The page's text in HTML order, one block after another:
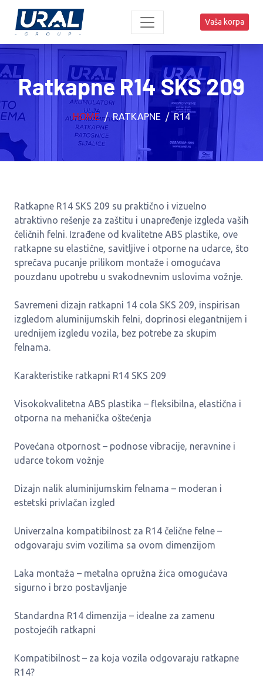
Vaša korpa
Ratkapne R14 SKS 209
HOME RATKAPNE R14
Ratkapne R14 SKS 209 su praktično i vizuelno
atraktivno rešenje za zaštitu i unapređenje izgleda vaših
čeličnih felni. Izrađene od kvalitetne ABS plastike, ove
ratkapne su elastične, savitljive i otporne na udarce, što
sprečava pucanje prilikom montaže i omogućava
pouzdanu upotrebu u svakodnevnim uslovima vožnje.
Savremeni dizajn ratkapni 14 cola SKS 209, inspirisan
izgledom aluminijumskih felni, doprinosi elegantnijem i
urednijem izgledu vozila, bez potrebe za skupim
felnama.
Karakteristike ratkapni R14 SKS 209
Visokokvalitetna ABS plastika – fleksibilna, elastična i
otporna na mehanička oštećenja
Povećana otpornost – podnose vibracije, neravnine i
udarce tokom vožnje
Dizajn nalik aluminijumskim felnama – moderan i
estetski privlačan izgled
Univerzalna kompatibilnost za R14 čelične felne –
odgovaraju svim vozilima sa ovom dimenzijom
Laka montaža – metalna opružna žica omogućava
sigurno i brzo postavljanje
Standardna R14 dimenzija – idealne za zamenu
postojećih ratkapni
Kompatibilnost – za koja vozila odgovaraju ratkapne
R14?